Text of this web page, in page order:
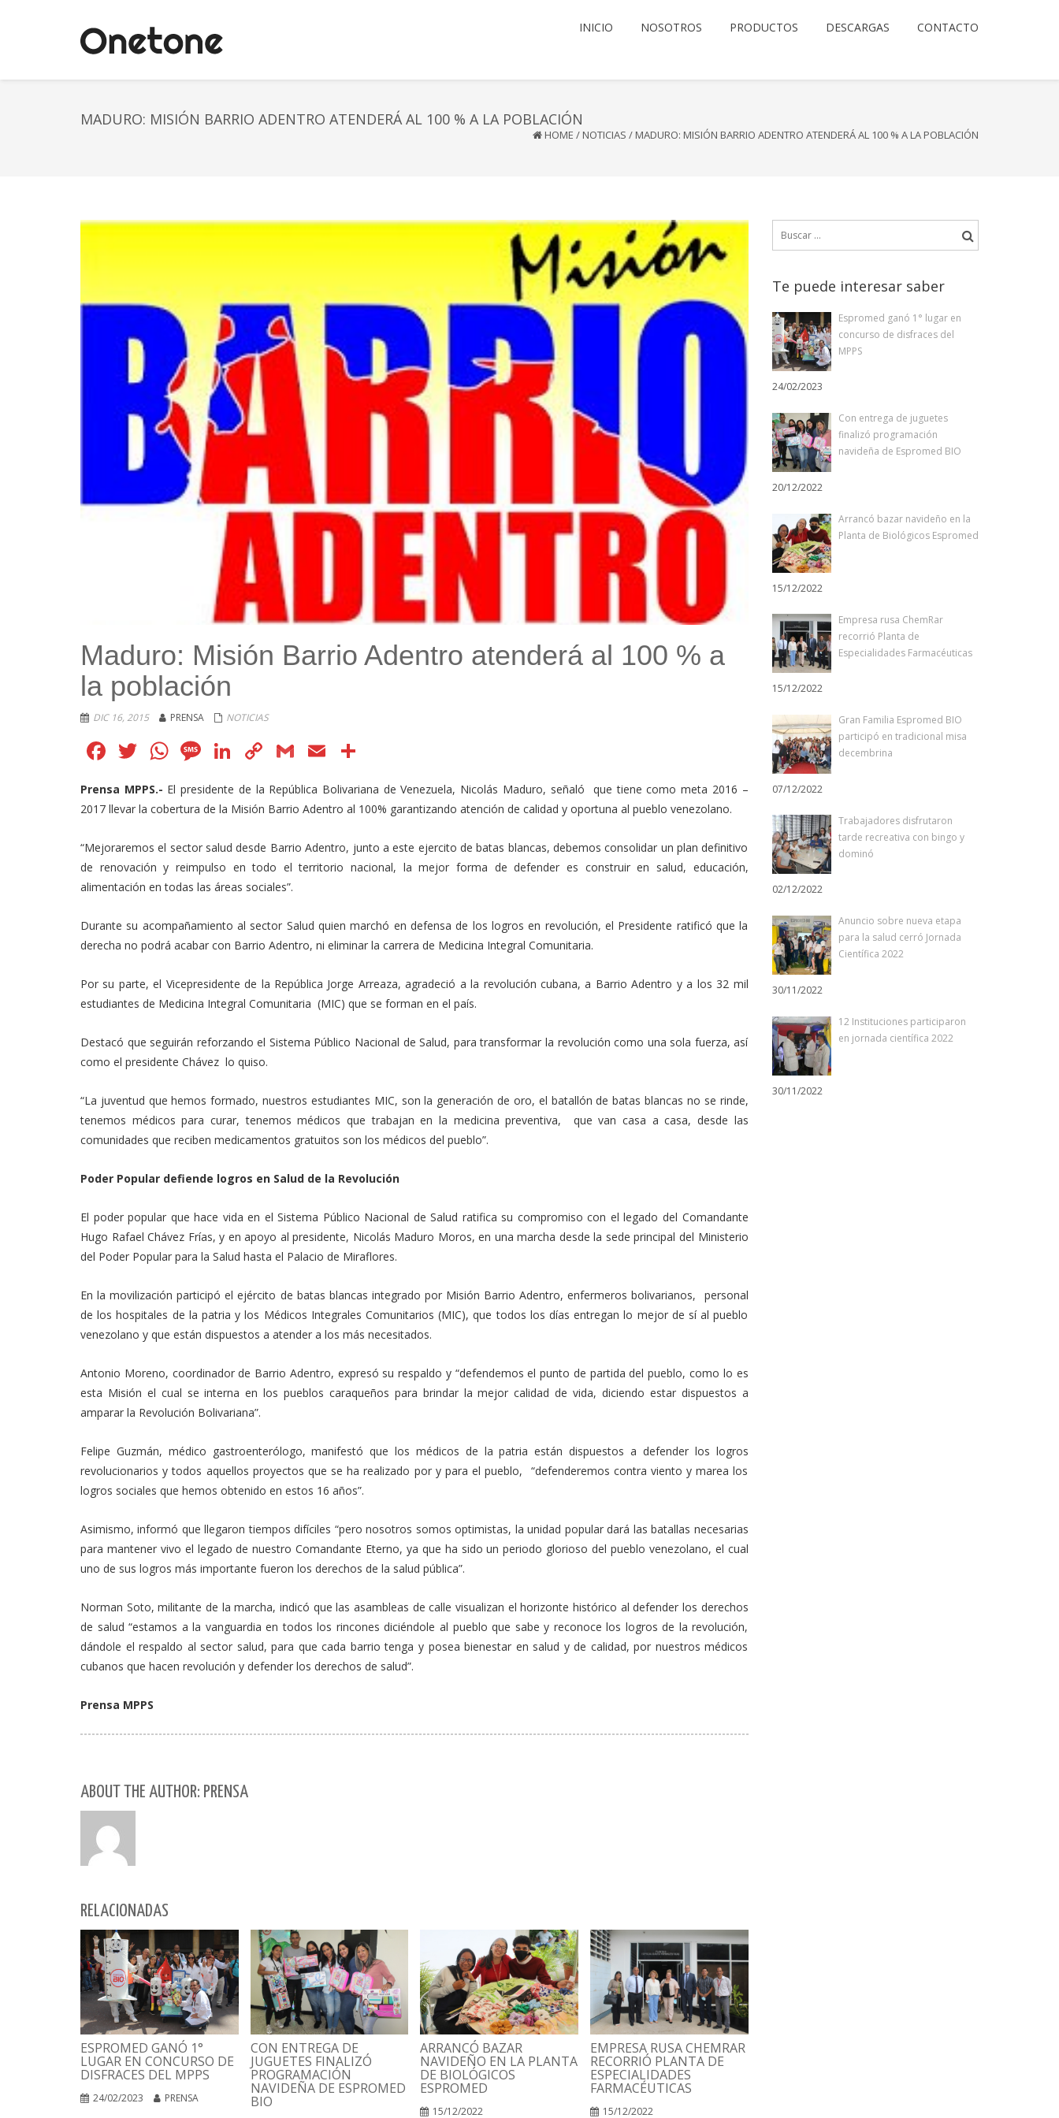
INICIO NOSOTROS PRODUCTOS DESCARGAS CONTACTO
MADURO: MISIÓN BARRIO ADENTRO ATENDERÁ AL 100 % A LA POBLACIÓN
HOME / NOTICIAS / MADURO: MISIÓN BARRIO ADENTRO ATENDERÁ AL 100 % A LA POBLACIÓN
Maduro: Misión Barrio Adentro atenderá al 100 % a
la población
DIC 16, 2015 PRENSA NOTICIAS
Facebook
Twitter
WhatsApp
Message
LinkedIn
CopyGmailEmail
Prensa MPPS.- El presidente de la República Bolivariana de Venezuela, Nicolás Maduro, señaló que tiene como meta 2016 –
2017 llevar la cobertura de la Misión Barrio Adentro al 100% garantizando atención de calidad y oportuna al pueblo venezolano.
“Mejoraremos el sector salud desde Barrio Adentro, junto a este ejercito de batas blancas, debemos consolidar un plan definitivo
de renovación y reimpulso en todo el territorio nacional, la mejor forma de defender es construir en salud, educación,
alimentación en todas las áreas sociales”.
Durante su acompañamiento al sector Salud quien marchó en defensa de los logros en revolución, el Presidente ratificó que la
derecha no podrá acabar con Barrio Adentro, ni eliminar la carrera de Medicina Integral Comunitaria.
Por su parte, el Vicepresidente de la República Jorge Arreaza, agradeció a la revolución cubana, a Barrio Adentro y a los 32 mil
estudiantes de Medicina Integral Comunitaria (MIC) que se forman en el país.
Destacó que seguirán reforzando el Sistema Público Nacional de Salud, para transformar la revolución como una sola fuerza, así
como el presidente Chávez lo quiso.
“La juventud que hemos formado, nuestros estudiantes MIC, son la generación de oro, el batallón de batas blancas no se rinde,
tenemos médicos para curar, tenemos médicos que trabajan en la medicina preventiva, que van casa a casa, desde las
comunidades que reciben medicamentos gratuitos son los médicos del pueblo”.
Poder Popular defiende logros en Salud de la Revolución
El poder popular que hace vida en el Sistema Público Nacional de Salud ratifica su compromiso con el legado del Comandante
Hugo Rafael Chávez Frías, y en apoyo al presidente, Nicolás Maduro Moros, en una marcha desde la sede principal del Ministerio
del Poder Popular para la Salud hasta el Palacio de Miraflores.
En la movilización participó el ejército de batas blancas integrado por Misión Barrio Adentro, enfermeros bolivarianos, personal
de los hospitales de la patria y los Médicos Integrales Comunitarios (MIC), que todos los días entregan lo mejor de sí al pueblo
venezolano y que están dispuestos a atender a los más necesitados.
Antonio Moreno, coordinador de Barrio Adentro, expresó su respaldo y “defendemos el punto de partida del pueblo, como lo es
esta Misión el cual se interna en los pueblos caraqueños para brindar la mejor calidad de vida, diciendo estar dispuestos a
amparar la Revolución Bolivariana”.
Felipe Guzmán, médico gastroenterólogo, manifestó que los médicos de la patria están dispuestos a defender los logros
revolucionarios y todos aquellos proyectos que se ha realizado por y para el pueblo, “defenderemos contra viento y marea los
logros sociales que hemos obtenido en estos 16 años”.
Asimismo, informó que llegaron tiempos difíciles “pero nosotros somos optimistas, la unidad popular dará las batallas necesarias
para mantener vivo el legado de nuestro Comandante Eterno, ya que ha sido un periodo glorioso del pueblo venezolano, el cual
uno de sus logros más importante fueron los derechos de la salud pública”.
Norman Soto, militante de la marcha, indicó que las asambleas de calle visualizan el horizonte histórico al defender los derechos
de salud “estamos a la vanguardia en todos los rincones diciéndole al pueblo que sabe y reconoce los logros de la revolución,
dándole el respaldo al sector salud, para que cada barrio tenga y posea bienestar en salud y de calidad, por nuestros médicos
cubanos que hacen revolución y defender los derechos de salud”.
Prensa MPPS
ABOUT THE AUTHOR: PRENSA
RELACIONADAS
ESPROMED GANÓ 1°
LUGAR EN CONCURSO DE
DISFRACES DEL MPPS
24/02/2023 PRENSA
CON ENTREGA DE
JUGUETES FINALIZÓ
PROGRAMACIÓN
NAVIDEÑA DE ESPROMED
BIO
ARRANCÓ BAZAR
NAVIDEÑO EN LA PLANTA
DE BIOLÓGICOS
ESPROMED
15/12/2022
EMPRESA RUSA CHEMRAR
RECORRIÓ PLANTA DE
ESPECIALIDADES
FARMACÉUTICAS
15/12/2022
Te puede interesar saber
Espromed ganó 1° lugar en
concurso de disfraces del
MPPS
24/02/2023
Con entrega de juguetes
finalizó programación
navideña de Espromed BIO
20/12/2022
Arrancó bazar navideño en la
Planta de Biológicos Espromed
15/12/2022
Empresa rusa ChemRar
recorrió Planta de
Especialidades Farmacéuticas
15/12/2022
Gran Familia Espromed BIO
participó en tradicional misa
decembrina
07/12/2022
Trabajadores disfrutaron
tarde recreativa con bingo y
dominó
02/12/2022
Anuncio sobre nueva etapa
para la salud cerró Jornada
Científica 2022
30/11/2022
12 Instituciones participaron
en jornada científica 2022
30/11/2022